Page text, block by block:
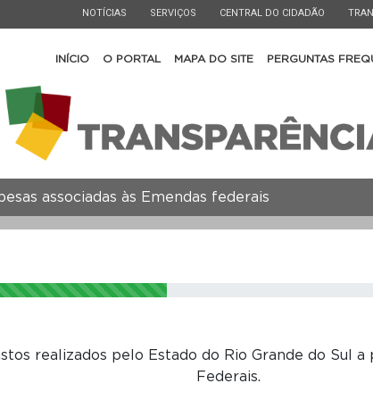
ESTADO
NOTÍCIAS ESTADO
SERVIÇOS ESTADO
CENTRAL DO CIDADÃO
INÍCIO O PORTAL MAPA DO SITE PERGUNTAS
associadas às Emendas federais
realizados pelo Estado do Rio Grande do Sul
Federais.